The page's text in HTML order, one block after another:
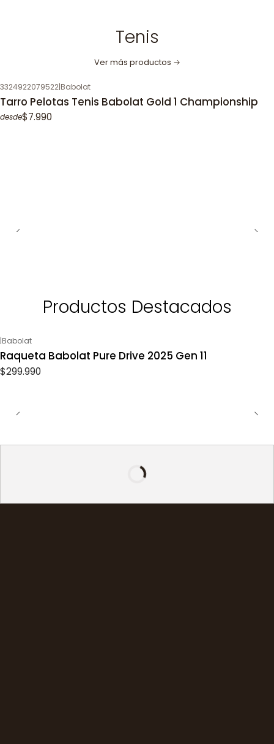
Tenis
Ver más productos
3324922079522|Babolat
Tarro Pelotas Tenis Babolat Gold 1 Championship
desde$7.990
Productos Destacados
|Babolat
Raqueta Babolat Pure Drive 2025 Gen 11
$299.990